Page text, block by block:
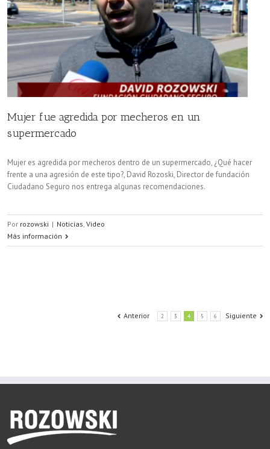
Mujer fue agredida por mecheros en un
supermercado
Mujer es agredida por mecheros dentro de un supermercado, ¿Qué hacer
frente a una agresión de este tipo?, David Rozoski, Director de fundación
Ciudadano Seguro nos entrega algunas recomendaciones.
Por rozowski | Noticias, Video
Más información
Anterior 2 3 4 5 6 Siguiente